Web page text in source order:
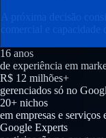
A próxima decisão
comercial e
16 anos
de experiência em
R$ 12 milhões+
gerenciados só no
20+ nichos
em empresas e serviços
Google Experts